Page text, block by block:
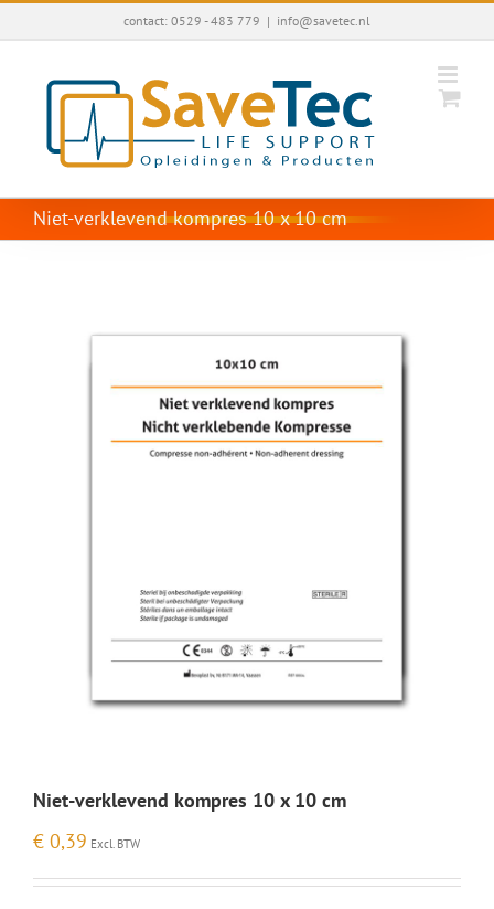
Ga
contact: 0529 - 483 779 | info@savetec.nl
Niet-verklevend kompres 10 x 10 cm
Niet-verklevend kompres 10 x 10 cm
€ 0,39 Excl. BTW